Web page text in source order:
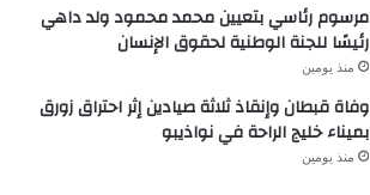
مرسوم رئاسي بتعيين محمد محمود ولد داهي
رئيسًا للجنة الوطنية لحقوق الإنسان
منذ يومين
وفاة قبطان وإنقاذ ثلاثة صيادين إثر احتراق زورق
بميناء خليج الراحة في نواذيبو
منذ يومين